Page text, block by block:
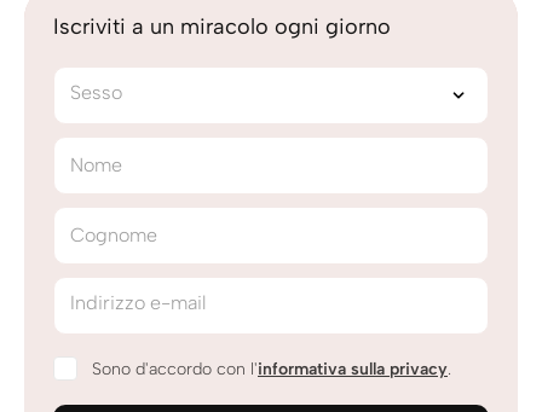
Iscriviti a un miracolo ogni giorno
Sesso
Nome
Cognome
Indirizzo e-mail
Sono d'accordo con l'informativa sulla privacy.